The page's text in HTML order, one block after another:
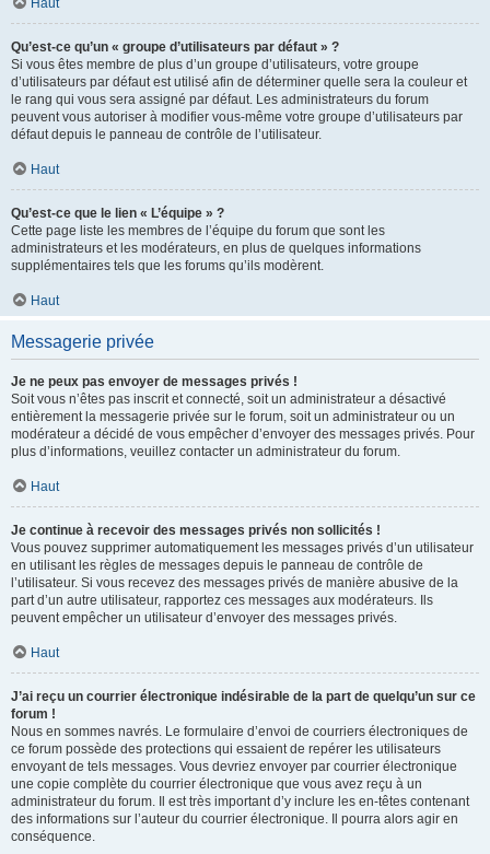
Haut
Qu’est-ce qu’un « groupe d’utilisateurs par défaut » ?
Si vous êtes membre de plus d’un groupe d’utilisateurs, votre groupe
d’utilisateurs par défaut est utilisé afin de déterminer quelle sera la couleur et
le rang qui vous sera assigné par défaut. Les administrateurs du forum
peuvent vous autoriser à modifier vous-même votre groupe d’utilisateurs par
défaut depuis le panneau de contrôle de l’utilisateur.
Haut
Qu’est-ce que le lien « L’équipe » ?
Cette page liste les membres de l’équipe du forum que sont les
administrateurs et les modérateurs, en plus de quelques informations
supplémentaires tels que les forums qu’ils modèrent.
Haut
Messagerie privée
Je ne peux pas envoyer de messages privés !
Soit vous n’êtes pas inscrit et connecté, soit un administrateur a désactivé
entièrement la messagerie privée sur le forum, soit un administrateur ou un
modérateur a décidé de vous empêcher d’envoyer des messages privés. Pour
plus d’informations, veuillez contacter un administrateur du forum.
Haut
Je continue à recevoir des messages privés non sollicités !
Vous pouvez supprimer automatiquement les messages privés d’un utilisateur
en utilisant les règles de messages depuis le panneau de contrôle de
l’utilisateur. Si vous recevez des messages privés de manière abusive de la
part d’un autre utilisateur, rapportez ces messages aux modérateurs. Ils
peuvent empêcher un utilisateur d’envoyer des messages privés.
Haut
J’ai reçu un courrier électronique indésirable de la part de quelqu’un sur ce
forum !
Nous en sommes navrés. Le formulaire d’envoi de courriers électroniques de
ce forum possède des protections qui essaient de repérer les utilisateurs
envoyant de tels messages. Vous devriez envoyer par courrier électronique
une copie complète du courrier électronique que vous avez reçu à un
administrateur du forum. Il est très important d’y inclure les en-têtes contenant
des informations sur l’auteur du courrier électronique. Il pourra alors agir en
conséquence.